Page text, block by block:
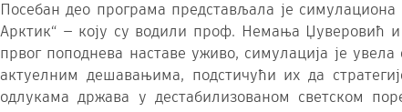
Посебан део програма представљала је
Арктик“ — коју су водили проф. Немања Џуверовић
првог поподнева наставе уживо, симулација је
актуелним дешавањима, подстичући их да
одлукама држава у дестабилизованом светском